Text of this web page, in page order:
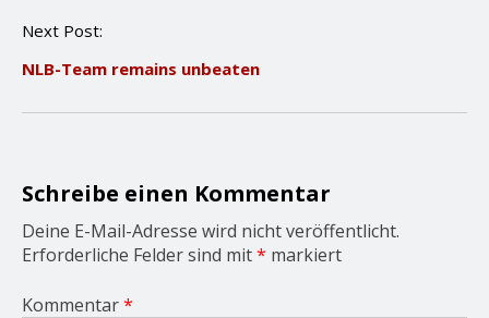
a
i
o
n
Next Post:
NLB-Team remains unbeaten
Schreibe einen Kommentar
Deine E-Mail-Adresse wird nicht veröffentlicht.
Erforderliche Felder sind mit* markiert
Kommentar*